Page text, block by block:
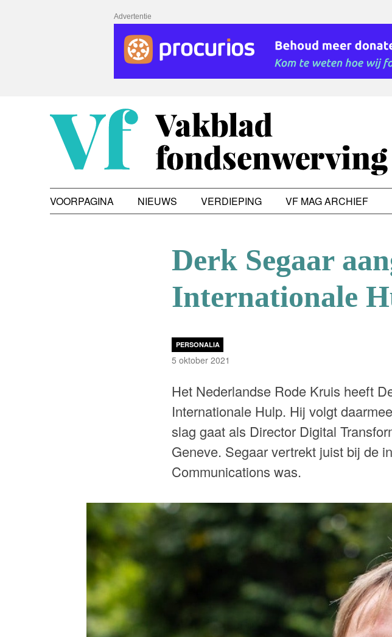
Advertentie
VOORPAGINA NIEUWS VERDIEPING VF MAG ARCHIEF
Derk Segaar
Internationale
PERSONALIA
5 oktober 2021
Het Nederlandse Rode Kruis heeft
Internationale Hulp. Hij volgt
slag gaat als Director Digital
Geneve. Segaar vertrekt juist bij de
Communications was.